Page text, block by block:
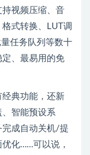
视频压缩、音
式转换、LUT调
任务队列等数十
、最易用的免
典功能，还新
智能预设系
完成自动关机/提
化……可以说，